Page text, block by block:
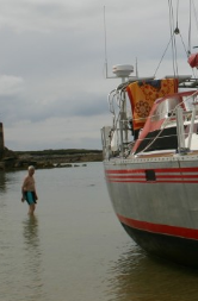
12 – Fév 2019